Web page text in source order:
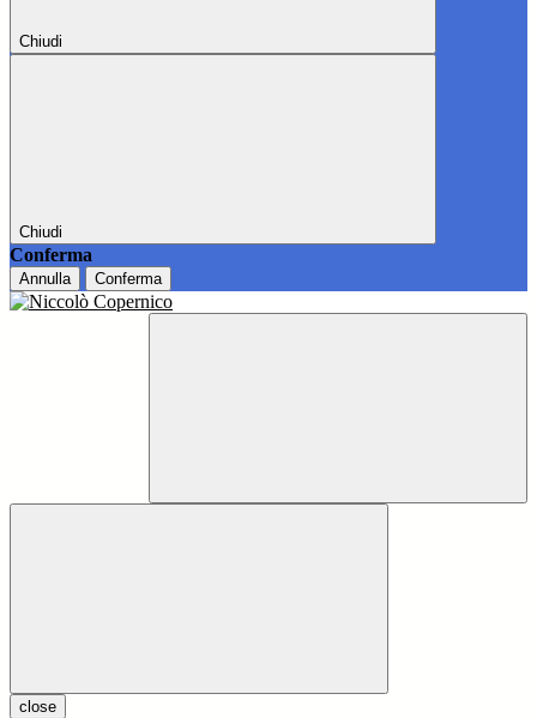
Chiudi
Chiudi
Conferma
Annulla Conferma
close